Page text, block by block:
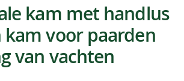
kam met handlus
kam voor paarden
van vachten